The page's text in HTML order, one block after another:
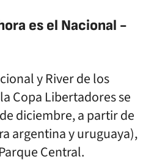
es el Nacional -
y River de los
Copa Libertadores se
diciembre, a partir de
argentina y uruguaya),
Central.